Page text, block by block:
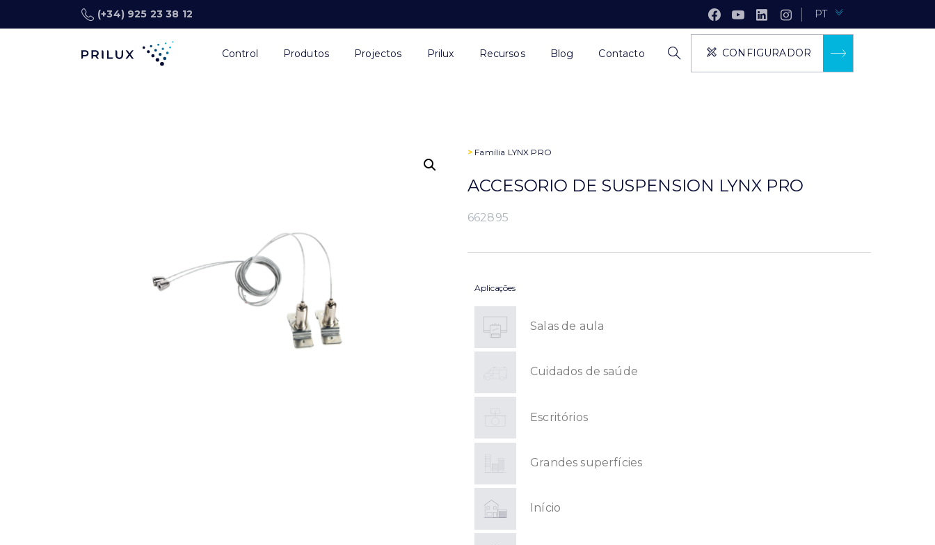
(+34) 925 23 38 12 PT
Control Produtos Projectos Prilux Recursos Blog Contacto CONFIGURADOR
> Família LYNX PRO
ACCESORIO DE SUSPENSION LYNX PRO
662895
Aplicações
Salas de aula
Cuidados de saúde
Escritórios
Grandes superfícies
Início